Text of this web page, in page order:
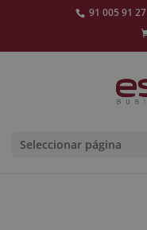
91 005 91 27
Seleccionar página